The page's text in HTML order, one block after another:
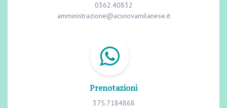
0362.40832
amministrazione@acsnovamilanese.it
Prenotazioni
375.7184868